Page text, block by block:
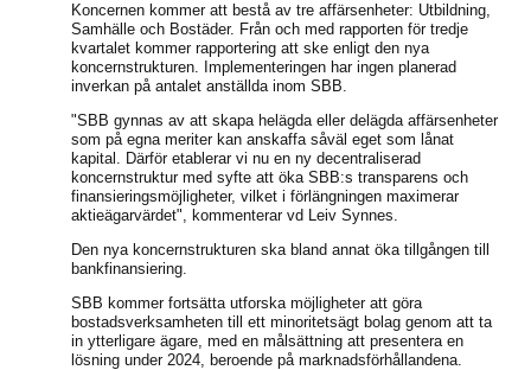
Koncernen kommer att bestå av tre affärsenheter: Utbildning,
Samhälle och Bostäder. Från och med rapporten för tredje
kvartalet kommer rapportering att ske enligt den nya
koncernstrukturen. Implementeringen har ingen planerad
inverkan på antalet anställda inom SBB.
"SBB gynnas av att skapa helägda eller delägda affärsenheter
som på egna meriter kan anskaffa såväl eget som lånat
kapital. Därför etablerar vi nu en ny decentraliserad
koncernstruktur med syfte att öka SBB:s transparens och
finansieringsmöjligheter, vilket i förlängningen maximerar
aktieägarvärdet", kommenterar vd Leiv Synnes.
Den nya koncernstrukturen ska bland annat öka tillgången till
bankfinansiering.
SBB kommer fortsätta utforska möjligheter att göra
bostadsverksamheten till ett minoritetsägt bolag genom att ta
in ytterligare ägare, med en målsättning att presentera en
lösning under 2024, beroende på marknadsförhållandena.